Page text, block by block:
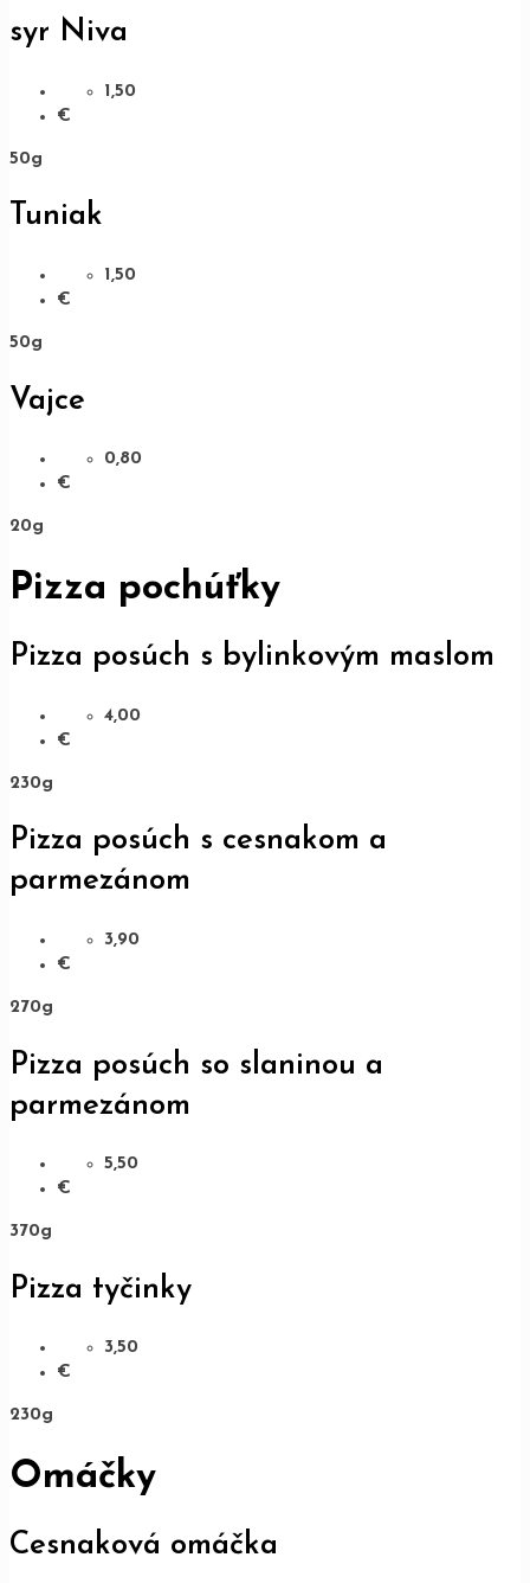
syr Niva
1,50
€
50g
Tuniak
1,50
€
50g
Vajce
0,80
€
20g
Pizza pochúťky
Pizza posúch s bylinkovým maslom
4,00
€
230g
Pizza posúch s cesnakom a
parmezánom
3,90
€
270g
Pizza posúch so slaninou a
parmezánom
5,50
€
370g
Pizza tyčinky
3,50
€
230g
Omáčky
Cesnaková omáčka